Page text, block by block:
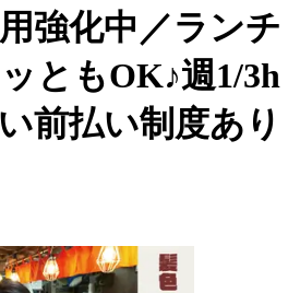
強化中／ランチ
ともOK♪週1/3h
前払い制度あり